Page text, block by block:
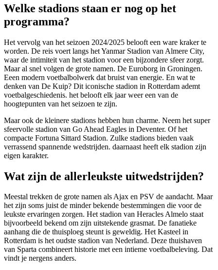
Welke stadions staan er nog op het
programma?
Het vervolg van het seizoen 2024/2025 belooft een ware kraker te
worden. De reis voert langs het Yanmar Stadion van Almere City,
waar de intimiteit van het stadion voor een bijzondere sfeer zorgt.
Maar al snel volgen de grote namen. De Euroborg in Groningen.
Eeen modern voetbalbolwerk dat bruist van energie. En wat te
denken van De Kuip? Dit iconische stadion in Rotterdam ademt
voetbalgeschiedenis. het belooft elk jaar weer een van de
hoogtepunten van het seizoen te zijn.
Maar ook de kleinere stadions hebben hun charme. Neem het super
sfeervolle stadion van Go Ahead Eagles in Deventer. Of het
compacte Fortuna Sittard Stadion. Zulke stadions bieden vaak
verrassend spannende wedstrijden. daarnaast heeft elk stadion zijn
eigen karakter.
Wat zijn de allerleukste uitwedstrijden?
Meestal trekken de grote namen als Ajax en PSV de aandacht. Maar
het zijn soms juist de minder bekende bestemmingen die voor de
leukste ervaringen zorgen. Het stadion van Heracles Almelo staat
bijvoorbeeld bekend om zijn uitstekende grasmat. De fanatieke
aanhang die de thuisploeg steunt is geweldig. Het Kasteel in
Rotterdam is het oudste stadion van Nederland. Deze thuishaven
van Sparta combineert historie met een intieme voetbalbeleving. Dat
vindt je nergens anders.